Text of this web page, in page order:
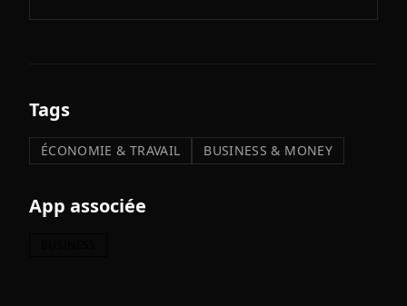
Tags
ÉCONOMIE & TRAVAIL BUSINESS & MONEY
App associée